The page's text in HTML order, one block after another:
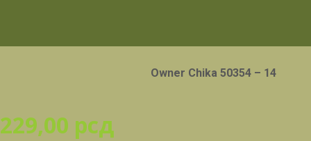
Owner Chika 50354 – 14
229,00 рсд